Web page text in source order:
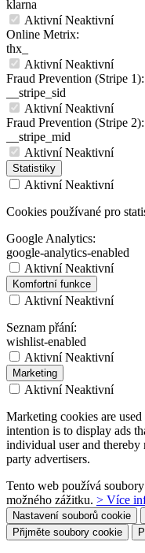
klarna
Aktivní Neaktivní
Online Metrix:
thx_
Aktivní Neaktivní
Fraud Prevention (Stripe 1):
__stripe_sid
Aktivní Neaktivní
Fraud Prevention (Stripe 2):
__stripe_mid
Aktivní Neaktivní
Statistiky
Aktivní Neaktivní
Cookies používané pro
Google Analytics:
google-analytics-enabled
Aktivní Neaktivní
Komfortní funkce
Aktivní Neaktivní
Seznam přání:
wishlist-enabled
Aktivní Neaktivní
Marketing
Aktivní Neaktivní
Marketing cookies are
intention is to display ads
individual user and
party advertisers.
Tento web používá
možného zážitku. > Více
Nastavení souborů cookie
Přijměte soubory cookie